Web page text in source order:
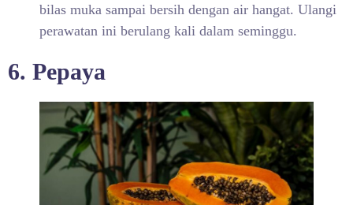
bilas muka sampai bersih dengan air hangat. Ulangi
perawatan ini berulang kali dalam seminggu.
6. Pepaya